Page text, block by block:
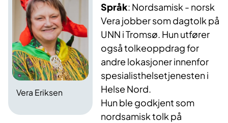
Vera Eriksen
Språk​: Nordsamisk - norsk
Vera jobber som dagtolk på
UNN i Tromsø. Hun utfører
også tolkeoppdrag for
andre lokasjoner innenfor
spesialisthelsetjenesten i
Helse Nord.
Hun ble godkjent som
nordsamisk tolk på